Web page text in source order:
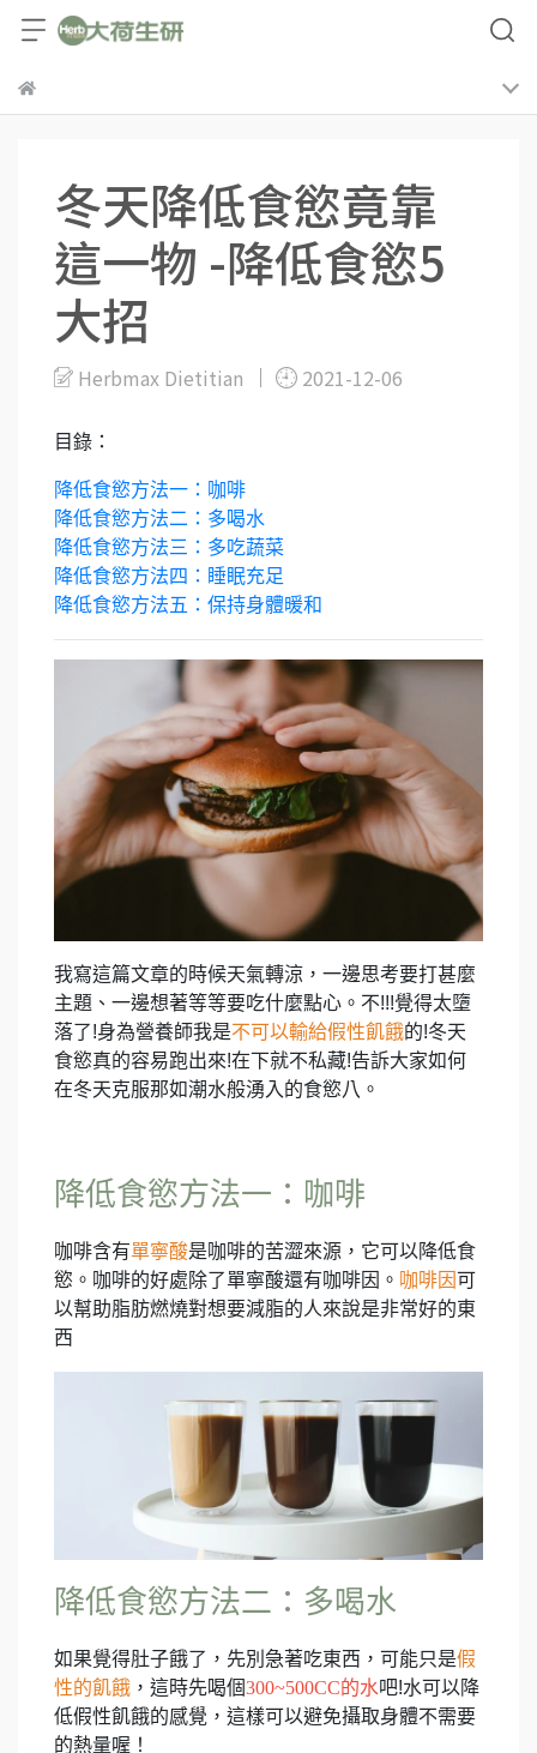
冬天降低食慾竟靠
這一物 -降低食慾5
大招
Herbmax Dietitian 2021-12-06
目錄：
降低食慾方法一：咖啡
降低食慾方法二：多喝水
降低食慾方法三：多吃蔬菜
降低食慾方法四：睡眠充足
降低食慾方法五：保持身體暖和
我寫這篇文章的時候天氣轉涼，一邊思考要打甚麼
主題、一邊想著等等要吃什麼點心。不!!!覺得太墮
落了!身為營養師我是不可以輸給假性飢餓的!冬天
食慾真的容易跑出來!在下就不私藏!告訴大家如何
在冬天克服那如潮水般湧入的食慾八。
降低食慾方法一：咖啡
咖啡含有單寧酸是咖啡的苦澀來源，它可以降低食
慾。咖啡的好處除了單寧酸還有咖啡因。 咖啡因可
以幫助脂肪燃燒對想要減脂的人來說是非常好的東
西
降低食慾方法二：多喝水
如果覺得肚子餓了，先別急著吃東西，可能只是假
性的飢餓 ，這時先喝個300~500CC的水吧!水可以降
低假性飢餓的感覺，這樣可以避免攝取身體不需要
的熱量喔！